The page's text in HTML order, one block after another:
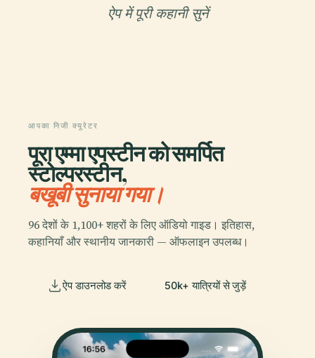
ऐप में पूरी कहानी सुनें
आपका निजी क्यूरेटर
पूरा एम्मा एपस्टीन को समर्पित
स्टोल्परस्टीन,
बखूबी सुनाया गया।
96 देशों के 1,100+ शहरों के लिए ऑडियो गाइड। इतिहास,
कहानियाँ और स्थानीय जानकारी — ऑफलाइन उपलब्ध।
ऐप डाउनलोड करें 50k+ यात्रियों से जुड़ें